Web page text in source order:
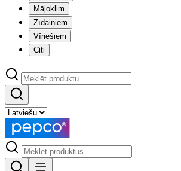
Mājoklim
Zīdaiņiem
Vīriešiem
Citi